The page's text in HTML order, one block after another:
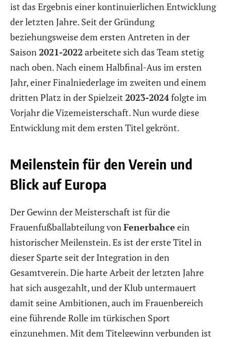
ist das Ergebnis einer kontinuierlichen Entwicklung
der letzten Jahre. Seit der Gründung
beziehungsweise dem ersten Antreten in der
Saison2021-2022 arbeitete sich das Team stetig
nach oben. Nach einem Halbfinal-Aus im ersten
Jahr, einer Finalniederlage im zweiten und einem
dritten Platz in der Spielzeit 2023-2024folgte im
Vorjahr die Vizemeisterschaft. Nun wurde diese
Entwicklung mit dem ersten Titel gekrönt.
Meilenstein für den Verein und
Blick auf Europa
Der Gewinn der Meisterschaft ist für die
Frauenfußballabteilung vonFenerbahce ein
historischer Meilenstein. Es ist der erste Titel in
dieser Sparte seit der Integration in den
Gesamtverein. Die harte Arbeit der letzten Jahre
hat sich ausgezahlt, und der Klub untermauert
damit seine Ambitionen, auch im Frauenbereich
eine führende Rolle im türkischen Sport
einzunehmen. Mit dem Titelgewinn verbunden ist